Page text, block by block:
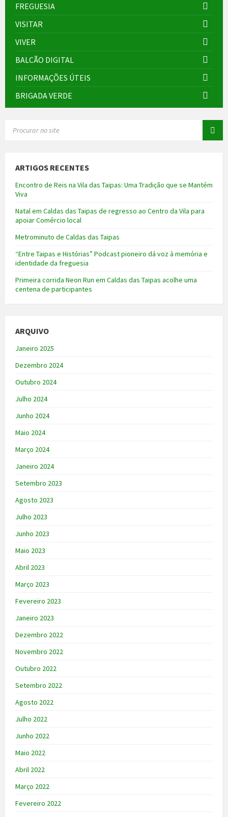
FREGUESIA
VISITAR
VIVER
BALCÃO DIGITAL
INFORMAÇÕES ÚTEIS
BRIGADA VERDE
ARTIGOS RECENTES
Encontro de Reis na Vila das Taipas: Uma Tradição que se Mantém
Viva
Natal em Caldas das Taipas de regresso ao Centro da Vila para
apoiar Comércio local
Metrominuto de Caldas das Taipas
“Entre Taipas e Histórias” Podcast pioneiro dá voz à memória e
identidade da freguesia
Primeira corrida Neon Run em Caldas das Taipas acolhe uma
centena de participantes
ARQUIVO
Janeiro 2025
Dezembro 2024
Outubro 2024
Julho 2024
Junho 2024
Maio 2024
Março 2024
Janeiro 2024
Setembro 2023
Agosto 2023
Julho 2023
Junho 2023
Maio 2023
Abril 2023
Março 2023
Fevereiro 2023
Janeiro 2023
Dezembro 2022
Novembro 2022
Outubro 2022
Setembro 2022
Agosto 2022
Julho 2022
Junho 2022
Maio 2022
Abril 2022
Março 2022
Fevereiro 2022